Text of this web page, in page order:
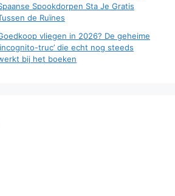
Spookdorpen Sta Je Gratis
de Ruïnes
vliegen in 2026? De geheime
truc’ die echt nog steeds
bij het boeken